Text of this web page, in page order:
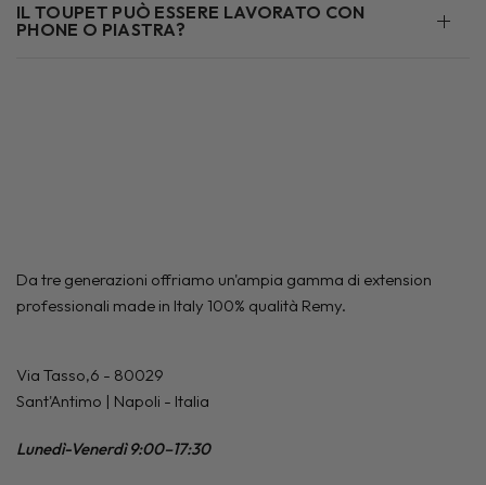
IL TOUPET PUÒ ESSERE LAVORATO CON
PHONE O PIASTRA?
Da tre generazioni offriamo un'ampia gamma di extension
professionali made in Italy 100% qualità Remy.
Via Tasso,6 - 80029
Sant'Antimo | Napoli - Italia
Lunedì-Venerdì 9:00–17:30